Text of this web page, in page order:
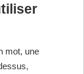
mot, une